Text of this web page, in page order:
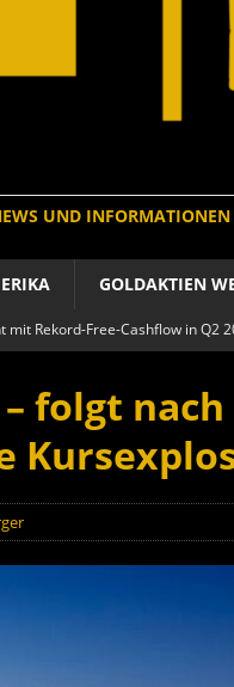
UND
GOLDAKTIEN
mit Rekord-Free-Cashflow in Q2
der Welt baut um:
folgt nach